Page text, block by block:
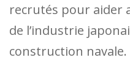
recrutés pour aider
de l’industrie
construction navale.